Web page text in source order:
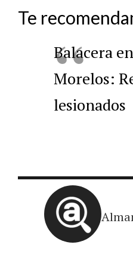
Te
Balacera
Morelos:
lesionados